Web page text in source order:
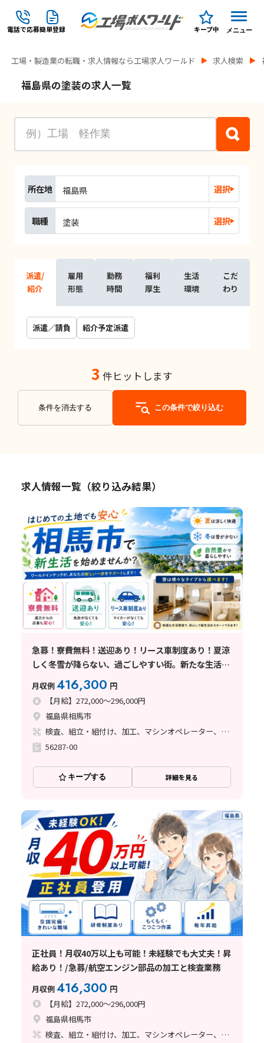
電話で応募簡単登録 キープ中 メニュー
工場・製造業の転職・求人情報なら工場求人ワールド 求人検索
福島県の塗装の求人一覧
所在地 福島県 選択
職種 塗装 選択
派遣/
紹介
雇用
形態
勤務
時間
福利
厚生
生活
環境
こだ
わり
派遣／請負 紹介予定派遣
3 件ヒットします
条件を消去する この条件で絞り込む
求人情報一覧（絞り込み結果）
急募！寮費無料！送迎あり！リース車制度あり！夏涼
しく冬雪が降らない、過ごしやすい街。新たな生活を
サポートします！/航空エンジン部品の加工と検査業
務
月収例416,300 円
【月給】272,000～296,000円
福島県相馬市
検査、組立・組付け、加工、マシンオペレーター、フォークリフト、塗装、バリ取り
56287-00
キープする 詳細を見る
正社員！月収40万以上も可能！未経験でも大丈夫！昇
給あり！/急募/航空エンジン部品の加工と検査業務
月収例416,300 円
【月給】272,000～296,000円
福島県相馬市
検査、組立・組付け、加工、マシンオペレーター、フォークリフト、塗装、バリ取り